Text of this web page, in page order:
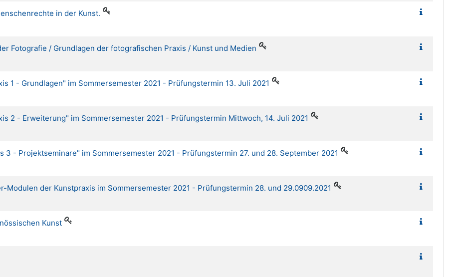
in der Kunst.
Fotografie / Grundlagen der fotografischen Praxis / Kunst und Medien
1 - Grundlagen" im Sommersemester 2021 - Prüfungstermin 13. Juli 2021
2 - Erweiterung" im Sommersemester 2021 - Prüfungstermin Mittwoch, 14. Juli 2021
- Projektseminare" im Sommersemester 2021 - Prüfungstermin 27. und 28. September 2021
der Kunstpraxis im Sommersemester 2021 - Prüfungstermin 28. und 29.0909.2021
Kunst